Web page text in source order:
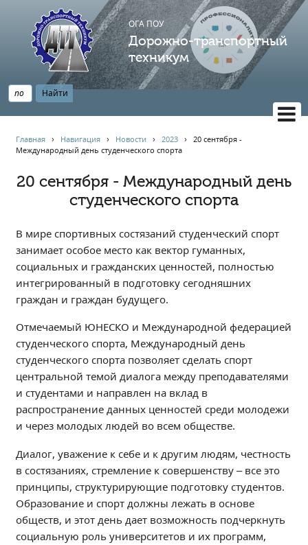
ОГА ПОУ
Дорожно-транспортный
техникум
НАВИГАЦИЯ
Главная
Профессионалитет
Опрос по качеству образования
Новости
Наблюдательный совет
Информация
Обращения онлайн
Контакты
Региональный центр по профилактике ДДТТ
Учебно-производственный комплекс
Противодействие коррупции
Всероссийское чемпионатное движение
Региональная инновационная площадка
СВЕДЕНИЯ ОБ ОБРАЗОВАТЕЛЬНОЙ ОРГАНИЗАЦИИ
Главная › Навигация › Новости ›2023 ›20 сентября -
Международный день студенческого спорта
20 сентября - Международный день
студенческого спорта
В мире спортивных состязаний студенческий спорт
занимает особое место как вектор гуманных,
социальных и гражданских ценностей, полностью
интегрированный в подготовку сегодняшних
граждан и граждан будущего.
Отмечаемый ЮНЕСКО и Международной федерацией
студенческого спорта, Международный день
студенческого спорта позволяет сделать спорт
центральной темой диалога между преподавателями
и студентами и направлен на вклад в
распространение данных ценностей среди молодежи
и через молодых людей во всем обществе.
Диалог, уважение к себе и к другим людям, честность
в состязаниях, стремление к совершенству – все это
принципы, структурирующие подготовку студентов.
Образование и спорт должны лежать в основе
обществ, и этот день дает возможность подчеркнуть
социальную роль университетов и их программ,